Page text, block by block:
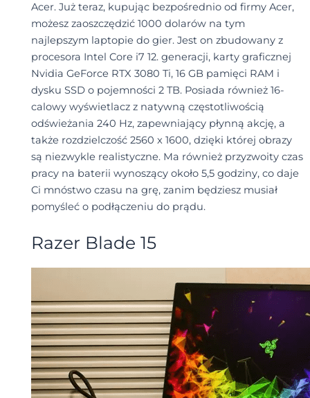
Acer. Już teraz, kupując bezpośrednio od firmy Acer,
możesz zaoszczędzić 1000 dolarów na tym
najlepszym laptopie do gier. Jest on zbudowany z
procesora Intel Core i7 12. generacji, karty graficznej
Nvidia GeForce RTX 3080 Ti, 16 GB pamięci RAM i
dysku SSD o pojemności 2 TB. Posiada również 16-
calowy wyświetlacz z natywną częstotliwością
odświeżania 240 Hz, zapewniający płynną akcję, a
także rozdzielczość 2560 x 1600, dzięki której obrazy
są niezwykle realistyczne. Ma również przyzwoity czas
pracy na baterii wynoszący około 5,5 godziny, co daje
Ci mnóstwo czasu na grę, zanim będziesz musiał
pomyśleć o podłączeniu do prądu.
Razer Blade 15